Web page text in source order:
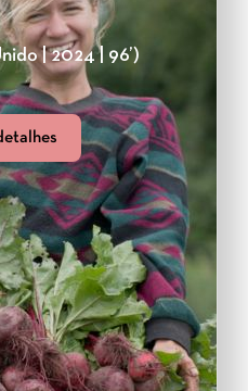
| 2024 | 96’)